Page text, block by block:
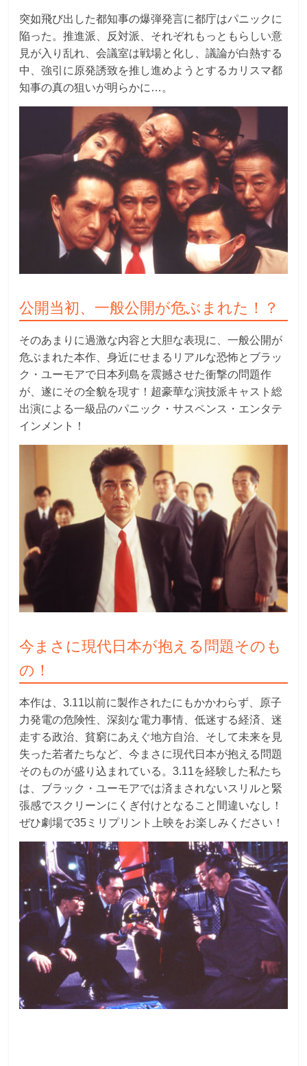
突如飛び出した都知事の爆弾発言に都庁はパニックに
陥った。推進派、反対派、それぞれもっともらしい意
見が入り乱れ、会議室は戦場と化し、議論が白熱する
中、強引に原発誘致を推し進めようとするカリスマ都
知事の真の狙いが明らかに…。
公開当初、一般公開が危ぶまれた！？
そのあまりに過激な内容と大胆な表現に、一般公開が
危ぶまれた本作、身近にせまるリアルな恐怖とブラッ
ク・ユーモアで日本列島を震撼させた衝撃の問題作
が、遂にその全貌を現す！超豪華な演技派キャスト総
出演による一級品のパニック・サスペンス・エンタテ
インメント！
今まさに現代日本が抱える問題そのも
の！
本作は、3.11以前に製作されたにもかかわらず、原子
力発電の危険性、深刻な電力事情、低迷する経済、迷
走する政治、貧窮にあえぐ地方自治、そして未来を見
失った若者たちなど、今まさに現代日本が抱える問題
そのものが盛り込まれている。3.11を経験した私たち
は、ブラック・ユーモアでは済まされないスリルと緊
張感でスクリーンにくぎ付けとなること間違いなし！
ぜひ劇場で35ミリプリント上映をお楽しみください！